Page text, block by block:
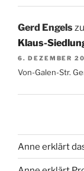
Gerd Engels zu
Klaus-
6. DEZEMBER
Von-Galen-Str.
Anne erklärt